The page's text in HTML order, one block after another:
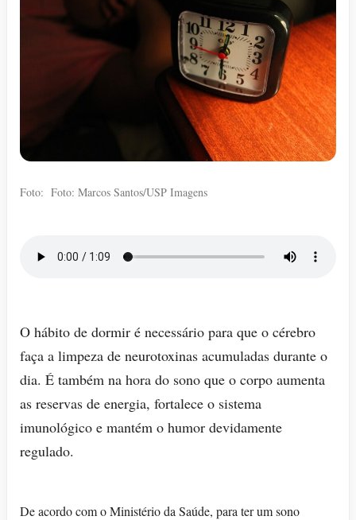
Foto: Foto: Marcos Santos/USP Imagens
O hábito de dormir é necessário para que o cérebro
faça a limpeza de neurotoxinas acumuladas durante o
dia. É também na hora do sono que o corpo aumenta
as reservas de energia, fortalece o sistema
imunológico e mantém o humor devidamente
regulado.
De acordo com o Ministério da Saúde, para ter um sono